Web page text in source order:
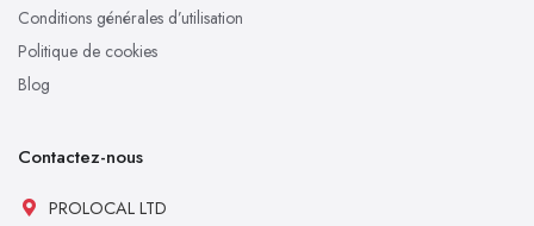
Conditions générales d’utilisation
Politique de cookies
Blog
Contactez-nous
PROLOCAL LTD